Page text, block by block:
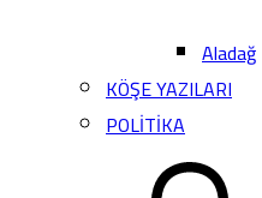
Aladağ
KÖŞE YAZILARI
POLİTİKA